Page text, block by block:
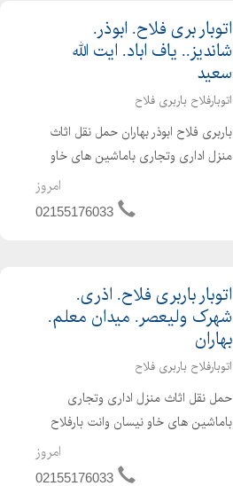
اتوبار بری فلاح. ابوذر.
شاندیز.. یاف اباد. ایت الله
سعید
اتوبارفلاح باربری فلاح
باربری فلاح ابوذر بهاران حمل نقل اثاث
منزل اداری وتجاری باماشین های خاو
نیسان وانت بارفلاح دفتر باربری منطقه
قدیمی ترین اتوبار درمحل مجهز ترین
امروز
02155176033
اتوبار باربری فلاح. اذری.
شهرک ولیعصر. میدان معلم.
بهاران
اتوبارفلاح باربری فلاح
حمل نقل اثاث منزل اداری وتجاری
باماشین های خاو نیسان وانت بارفلاح
اتحادیه بابیمه نامه بارنا مه دولتی رایگان
امروز
02155176033